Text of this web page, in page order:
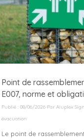
Point de
E007, norme et
Publié : 08/06/2026 Par Aluplex
évacuation
Le point de